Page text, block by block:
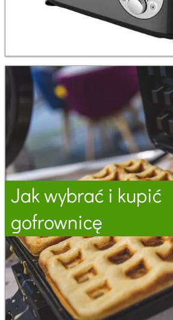
Jak wybrać i kupić
gofrownicę